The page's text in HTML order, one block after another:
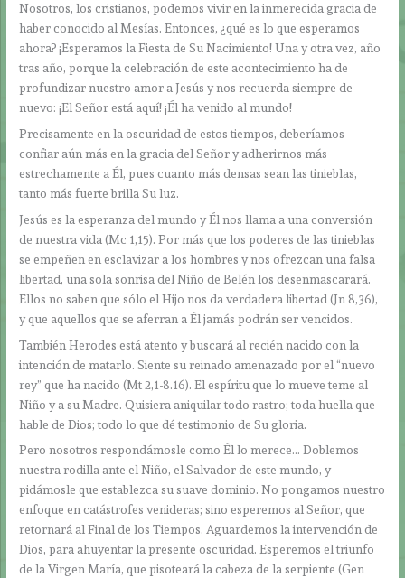
Nosotros, los cristianos, podemos vivir en la inmerecida gracia de
haber conocido al Mesías. Entonces, ¿qué es lo que esperamos
ahora? ¡Esperamos la Fiesta de Su Nacimiento! Una y otra vez, año
tras año, porque la celebración de este acontecimiento ha de
profundizar nuestro amor a Jesús y nos recuerda siempre de
nuevo: ¡El Señor está aquí! ¡Él ha venido al mundo!
Precisamente en la oscuridad de estos tiempos, deberíamos
confiar aún más en la gracia del Señor y adherirnos más
estrechamente a Él, pues cuanto más densas sean las tinieblas,
tanto más fuerte brilla Su luz.
Jesús es la esperanza del mundo y Él nos llama a una conversión
de nuestra vida (Mc 1,15). Por más que los poderes de las tinieblas
se empeñen en esclavizar a los hombres y nos ofrezcan una falsa
libertad, una sola sonrisa del Niño de Belén los desenmascarará.
Ellos no saben que sólo el Hijo nos da verdadera libertad (Jn 8,36),
y que aquellos que se aferran a Él jamás podrán ser vencidos.
También Herodes está atento y buscará al recién nacido con la
intención de matarlo. Siente su reinado amenazado por el “nuevo
rey” que ha nacido (Mt 2,1-8.16). El espíritu que lo mueve teme al
Niño y a su Madre. Quisiera aniquilar todo rastro; toda huella que
hable de Dios; todo lo que dé testimonio de Su gloria.
Pero nosotros respondámosle como Él lo merece… Doblemos
nuestra rodilla ante el Niño, el Salvador de este mundo, y
pidámosle que establezca su suave dominio. No pongamos nuestro
enfoque en catástrofes venideras; sino esperemos al Señor, que
retornará al Final de los Tiempos. Aguardemos la intervención de
Dios, para ahuyentar la presente oscuridad. Esperemos el triunfo
de la Virgen María, que pisoteará la cabeza de la serpiente (Gen